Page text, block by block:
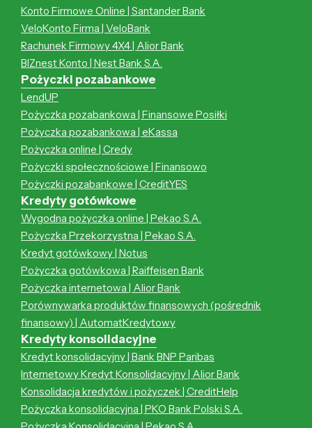
Konto Firmowe Online | Santander Bank
VeloKonto Firma | VeloBank
Rachunek Firmowy 4X4 | Alior Bank
BIZnest Konto | Nest Bank S.A.
Pożyczki pozabankowe
LendUP
Pożyczka pozabankowa | Finansowe Posiłki
Pożyczka pozabankowa | eKassa
Pożyczka online | Credy
Pożyczki społecznościowe | Finansowo
Pożyczki pozabankowe | CreditYES
Kredyty gotówkowe
Wygodna pożyczka online | Pekao S.A.
Pożyczka Przekorzystna | Pekao S.A.
Kredyt gotówkowy | Notus
Pożyczka gotówkowa | Raiffeisen Bank
Pożyczka internetowa | Alior Bank
Porównywarka produktów finansowych (pośrednik
finansowy) | AutomatKredytowy
Kredyty konsolidacyjne
Kredyt konsolidacyjny | Bank BNP Paribas
Internetowy Kredyt Konsolidacyjny | Alior Bank
Konsolidacja kredytów i pożyczek | CreditHelp
Pożyczka konsolidacyjna | PKO Bank Polski S.A.